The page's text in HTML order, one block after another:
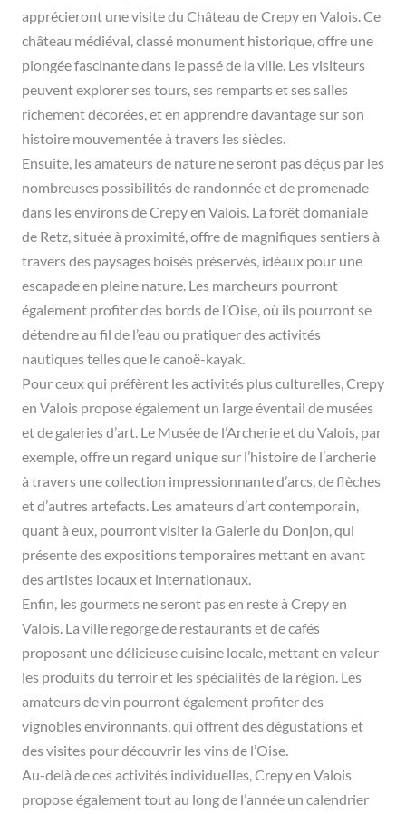
apprécieront une visite du Château de Crepy en Valois. Ce
château médiéval, classé monument historique, offre une
plongée fascinante dans le passé de la ville. Les visiteurs
peuvent explorer ses tours, ses remparts et ses salles
richement décorées, et en apprendre davantage sur son
histoire mouvementée à travers les siècles.
Ensuite, les amateurs de nature ne seront pas déçus par les
nombreuses possibilités de randonnée et de promenade
dans les environs de Crepy en Valois. La forêt domaniale
de Retz, située à proximité, offre de magnifiques sentiers à
travers des paysages boisés préservés, idéaux pour une
escapade en pleine nature. Les marcheurs pourront
également profiter des bords de l’Oise, où ils pourront se
détendre au fil de l’eau ou pratiquer des activités
nautiques telles que le canoë-kayak.
Pour ceux qui préfèrent les activités plus culturelles, Crepy
en Valois propose également un large éventail de musées
et de galeries d’art. Le Musée de l’Archerie et du Valois, par
exemple, offre un regard unique sur l’histoire de l’archerie
à travers une collection impressionnante d’arcs, de flèches
et d’autres artefacts. Les amateurs d’art contemporain,
quant à eux, pourront visiter la Galerie du Donjon, qui
présente des expositions temporaires mettant en avant
des artistes locaux et internationaux.
Enfin, les gourmets ne seront pas en reste à Crepy en
Valois. La ville regorge de restaurants et de cafés
proposant une délicieuse cuisine locale, mettant en valeur
les produits du terroir et les spécialités de la région. Les
amateurs de vin pourront également profiter des
vignobles environnants, qui offrent des dégustations et
des visites pour découvrir les vins de l’Oise.
Au-delà de ces activités individuelles, Crepy en Valois
propose également tout au long de l’année un calendrier